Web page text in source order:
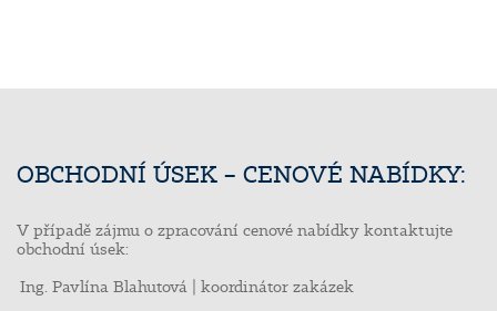
OBCHODNÍ ÚSEK – CENOVÉ NABÍDKY:
V případě zájmu o zpracování cenové nabídky kontaktujte
obchodní úsek:
Ing. Pavlína Blahutová | koordinátor zakázek